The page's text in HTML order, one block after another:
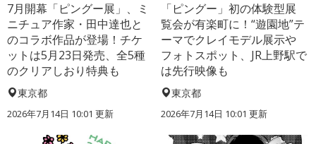
7月開幕「ピングー展」、ミ
ニチュア作家・田中達也と
のコラボ作品が登場！チケ
ットは5月23日発売、全5種
のクリアしおり特典も
東京都
2026年7月14日 10:01 更新
「ピングー」初の体験型展
覧会が有楽町に！“遊園地”テ
ーマでクレイモデル展示や
フォトスポット、JR上野駅で
は先行映像も
東京都
2026年7月14日 10:01 更新